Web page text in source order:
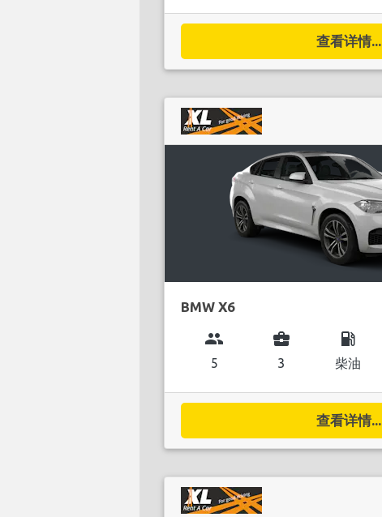
查看详情...
BMW X6
group
5
business_center
3
local_gas_station
柴油
查看详情...